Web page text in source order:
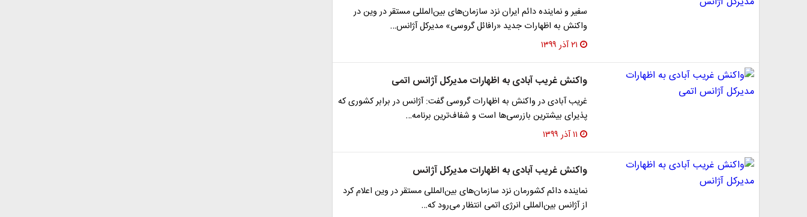
سفیر و نماینده دائم ایران نزد سازمان‌های بین‌المللی مستقر در وین در
واکنش به اظهارات جدید «رافائل گروسی» مدیرکل آژانس…
۲۱ آذر ۱۳۹۹
واکنش غریب آبادی به اظهارات مدیرکل آژانس اتمی
غریب آبادی در واکنش به اظهارات گروسی گفت: آژانس در برابر کشوری که
پذیرای بیشترین بازرسی‌ها است و شفاف‌ترین برنامه…
۱۱ آذر ۱۳۹۹
واکنش غریب آبادی به اظهارات مدیرکل آژانس
نماینده دائم کشورمان نزد سازمان‌های بین‌المللی مستقر در وین اعلام کرد
از آژانس بین‌المللی انرژی اتمی انتظار می‌رود که…